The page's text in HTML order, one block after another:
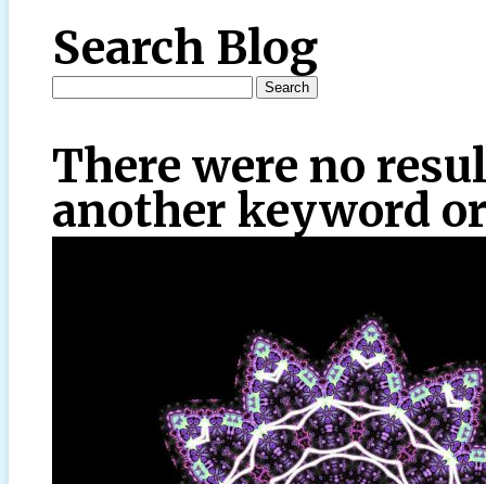
Search Blog
There were no
another keyword